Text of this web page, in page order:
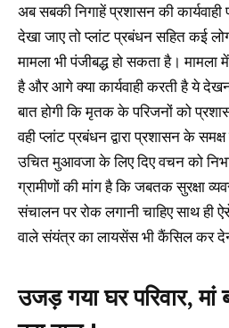
अब सबकी निगाहें प्रशासन की
देखा जाए तो प्लांट प्रबंधन सहित कई
मामला भी पंजीबद्ध हो सकता है।
है और आगे क्या कार्यवाही करती है ये
बात होगी कि मृतक के परिजनों को
वही प्लांट प्रबंधन द्वारा प्रशासन के
उचित मुआवजा के लिए दिए वचन को निभा
ग्रामीणों की मांग है कि जबतक सुरक्षा
संचालन पर रोक लगानी चाहिए साथ ही
वाले संयंत्र का लायसेंस भी कैंसिल कर
उजड़ गया घर परिवार, मां